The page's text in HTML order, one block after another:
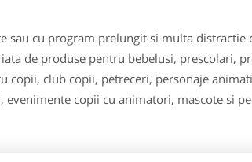
sau cu program prelungit si multa distractie
de produse pentru bebelusi, prescolari,
copii, club copii, petreceri, personaje
copii cu animatori, mascote si